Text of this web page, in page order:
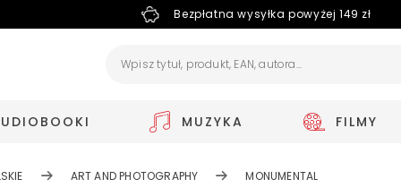
Bezpłatna wysyłka powyżej 149 zł
MUZYKA FILMY
ART AND PHOTOGRAPHY MONUMENTAL